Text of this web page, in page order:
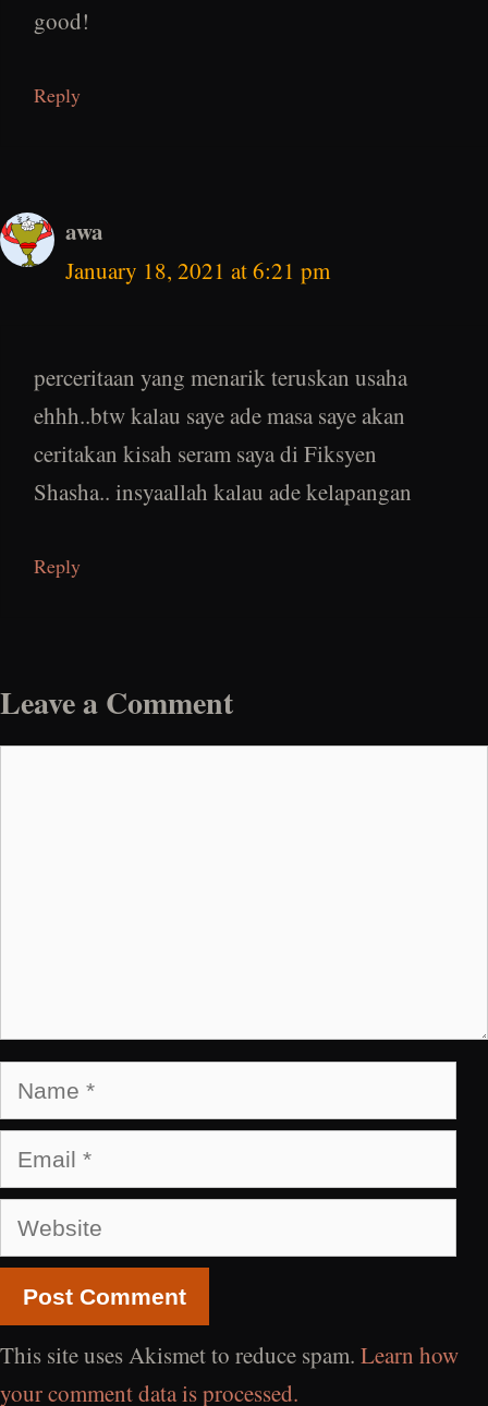
good!
Reply
awa
January 18, 2021 at 6:21 pm
perceritaan yang menarik teruskan usaha
ehhh..btw kalau saye ade masa saye akan
ceritakan kisah seram saya di Fiksyen
Shasha.. insyaallah kalau ade kelapangan
Reply
Leave a Comment
Name
Email
Website
This site uses Akismet to reduce spam. Learn how
your comment data is processed.